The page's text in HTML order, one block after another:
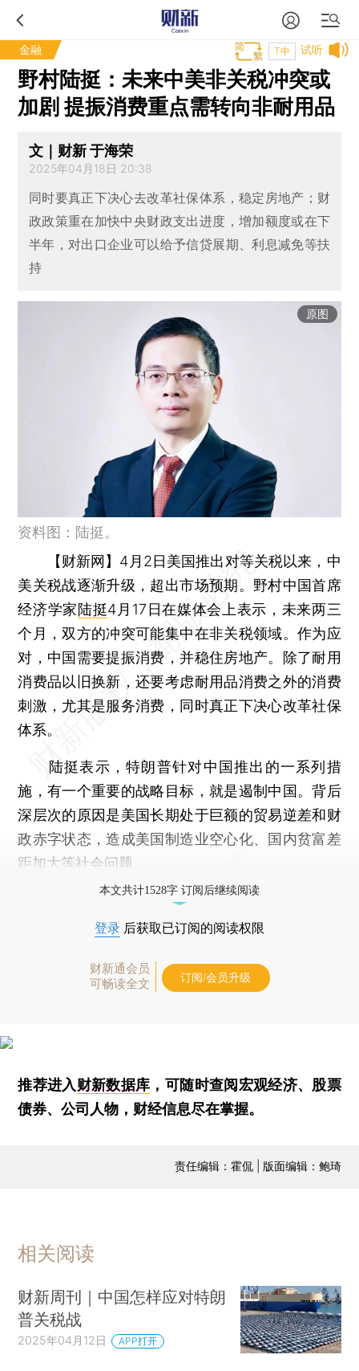
金融 试听
T中
野村陆挺：未来中美非关税冲突或
加剧 提振消费重点需转向非耐用品
文｜财新 于海荣
2025年04月18日 20:38
同时要真正下决心去改革社保体系，稳定房地产；财
政政策重在加快中央财政支出进度，增加额度或在下
半年，对出口企业可以给予信贷展期、利息减免等扶
持
原图
资料图：陆挺。
【财新网】 4月2日美国推出对等关税以来，中
美关税战逐渐升级，超出市场预期。野村中国首席
经济学家陆挺4月17日在媒体会上表示，未来两三
个月，双方的冲突可能集中在非关税领域。作为应
对，中国需要提振消费，并稳住房地产。除了耐用
消费品以旧换新，还要考虑耐用品消费之外的消费
刺激，尤其是服务消费，同时真正下决心改革社保
体系。
陆挺表示，特朗普针对中国推出的一系列措
施，有一个重要的战略目标，就是遏制中国。背后
深层次的原因是美国长期处于巨额的贸易逆差和财
政赤字状态，造成美国制造业空心化、国内贫富差
距加大等社会问题。
本文共计1528字 订阅后继续阅读
登录 后获取已订阅的阅读权限
财新通会员
可畅读全文
订阅/会员升级
推荐进入财新数据库 ，可随时查阅宏观经济、股票
债券、公司人物，财经信息尽在掌握。
责任编辑：霍侃 | 版面编辑：鲍琦
相关阅读
财新周刊｜中国怎样应对特朗
普关税战
2025年04月12日 APP打开